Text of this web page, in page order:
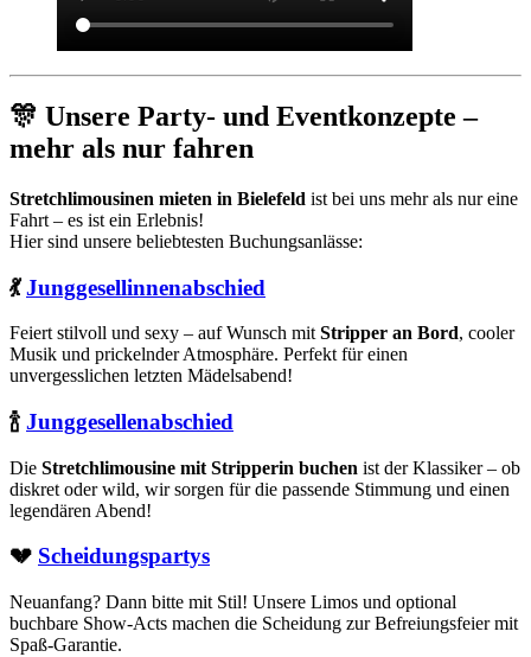
🎊 Unsere Party- und Eventkonzepte –
mehr als nur fahren
Stretchlimousinen mieten in Bielefeld ist bei uns mehr als nur eine
Fahrt – es ist ein Erlebnis!
Hier sind unsere beliebtesten Buchungsanlässe:
💃Junggesellinnenabschied
Feiert stilvoll und sexy – auf Wunsch mit Stripper an Bord, cooler
Musik und prickelnder Atmosphäre. Perfekt für einen
unvergesslichen letzten Mädelsabend!
🍾 Junggesellenabschied
Die Stretchlimousine mit Stripperin buchen ist der Klassiker – ob
diskret oder wild, wir sorgen für die passende Stimmung und einen
legendären Abend!
💔 Scheidungspartys
Neuanfang? Dann bitte mit Stil! Unsere Limos und optional
buchbare Show-Acts machen die Scheidung zur Befreiungsfeier mit
Spaß-Garantie.